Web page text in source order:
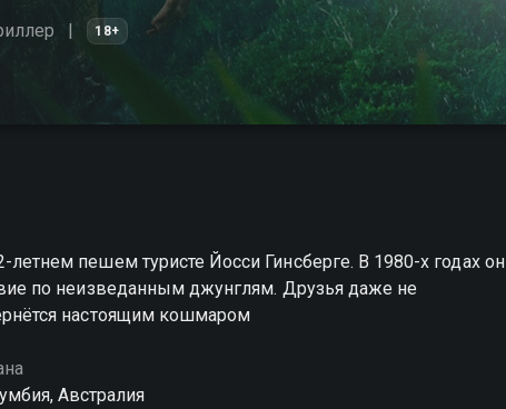
18+
пешем туристе Йосси Гинсберге. В 1980-х годах он
по неизведанным джунглям. Друзья даже не
настоящим кошмаром
Австралия